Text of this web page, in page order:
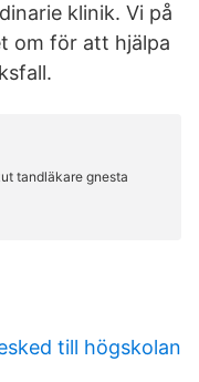
klinik. Vi på
om för att hjälpa
till högskolan